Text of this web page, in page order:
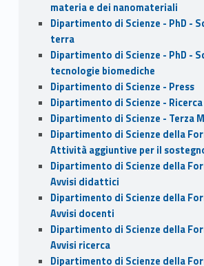
materia e dei nanomateriali
Dipartimento di Scienze - PhD -
terra
Dipartimento di Scienze - PhD -
tecnologie biomediche
Dipartimento di Scienze - Press
Dipartimento di Scienze - Ricerca
Dipartimento di Scienze - Terza
Dipartimento di Scienze della
Attività aggiuntive per il
Dipartimento di Scienze della
Avvisi didattici
Dipartimento di Scienze della
Avvisi docenti
Dipartimento di Scienze della
Avvisi ricerca
Dipartimento di Scienze della